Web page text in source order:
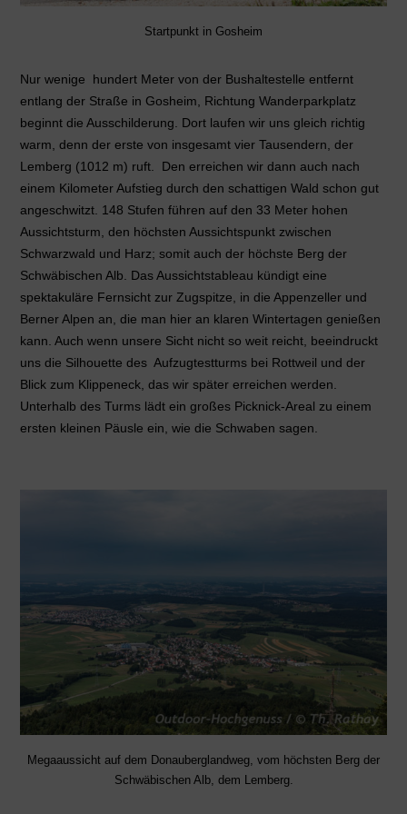
Startpunkt in Gosheim
Nur wenige hundert Meter von der Bushaltestelle entfernt
entlang der Straße in Gosheim, Richtung Wanderparkplatz
beginnt die Ausschilderung. Dort laufen wir uns gleich richtig
warm, denn der erste von insgesamt vier Tausendern, der
Lemberg (1012 m) ruft. Den erreichen wir dann auch nach
einem Kilometer Aufstieg durch den schattigen Wald schon gut
angeschwitzt. 148 Stufen führen auf den 33 Meter hohen
Aussichtsturm, den höchsten Aussichtspunkt zwischen
Schwarzwald und Harz; somit auch der höchste Berg der
Schwäbischen Alb. Das Aussichtstableau kündigt eine
spektakuläre Fernsicht zur Zugspitze, in die Appenzeller und
Berner Alpen an, die man hier an klaren Wintertagen genießen
kann. Auch wenn unsere Sicht nicht so weit reicht, beeindruckt
uns die Silhouette des Aufzugtestturms bei Rottweil und der
Blick zum Klippeneck, das wir später erreichen werden.
Unterhalb des Turms lädt ein großes Picknick-Areal zu einem
ersten kleinen Päusle ein, wie die Schwaben sagen.
Megaaussicht auf dem Donauberglandweg, vom höchsten Berg der
Schwäbischen Alb, dem Lemberg.